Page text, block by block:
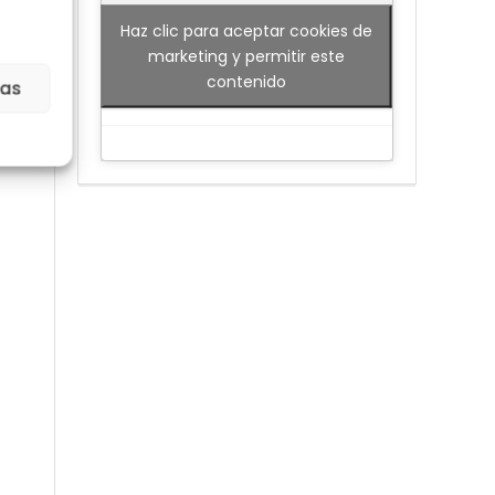
Haz clic para aceptar cookies de
marketing y permitir este
contenido